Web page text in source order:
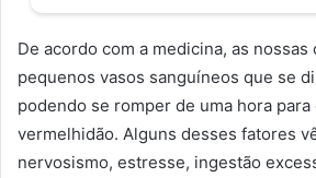
De acordo com a medicina, as nossas
pequenos vasos sanguíneos que se
podendo se romper de uma hora para
vermelhidão. Alguns desses fatores
nervosismo, estresse, ingestão